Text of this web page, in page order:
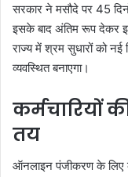
सरकार ने मसौदे पर 45
इसके बाद अंतिम रूप देकर
राज्य में श्रम सुधारों को नई
व्यवस्थित बनाएगा।
कर्मचारियों
तय
ऑनलाइन पंजीकरण के लिए